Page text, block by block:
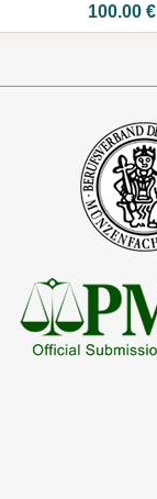
100.00 €